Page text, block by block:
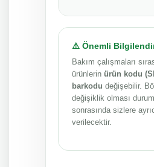
⚠️ Önemli
Bakım çalışmaları
ürünlerin ürün kodu
barkodu değişebilir.
değişiklik olması
sonrasında sizlere
verilecektir.